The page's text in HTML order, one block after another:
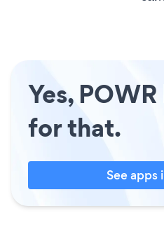
Yes,
for that.
See apps